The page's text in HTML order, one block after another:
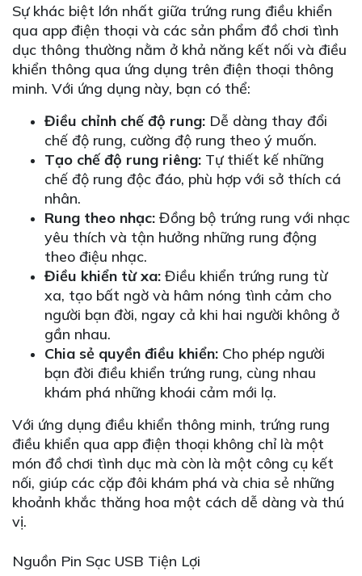
Sự khác biệt lớn nhất giữa trứng rung điều khiển
qua app điện thoại và các sản phẩm đồ chơi tình
dục thông thường nằm ở khả năng kết nối và điều
khiển thông qua ứng dụng trên điện thoại thông
minh. Với ứng dụng này, bạn có thể:
Điều chỉnh chế độ rung: Dễ dàng thay đổi
chế độ rung, cường độ rung theo ý muốn.
Tạo chế độ rung riêng: Tự thiết kế những
chế độ rung độc đáo, phù hợp với sở thích cá
nhân.
Rung theo nhạc: Đồng bộ trứng rung với nhạc
yêu thích và tận hưởng những rung động
theo điệu nhạc.
Điều khiển từ xa: Điều khiển trứng rung từ
xa, tạo bất ngờ và hâm nóng tình cảm cho
người bạn đời, ngay cả khi hai người không ở
gần nhau.
Chia sẻ quyền điều khiển: Cho phép người
bạn đời điều khiển trứng rung, cùng nhau
khám phá những khoái cảm mới lạ.
Với ứng dụng điều khiển thông minh, trứng rung
điều khiển qua app điện thoại không chỉ là một
món đồ chơi tình dục mà còn là một công cụ kết
nối, giúp các cặp đôi khám phá và chia sẻ những
khoảnh khắc thăng hoa một cách dễ dàng và thú
vị.
Nguồn Pin Sạc USB Tiện Lợi